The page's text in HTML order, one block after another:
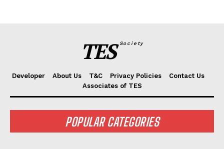
TES Society
Developer About Us T&C Privacy Policies
Contact Us
Associates of TES
POPULAR CATEGORIES